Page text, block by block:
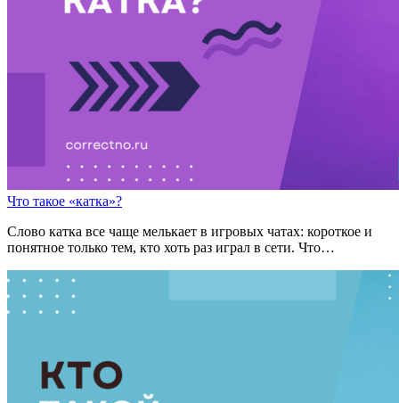
Что такое «катка»?
Cлово катка все чаще мелькает в игровых чатах: короткое и
понятное только тем, кто хоть раз играл в сети. Что…